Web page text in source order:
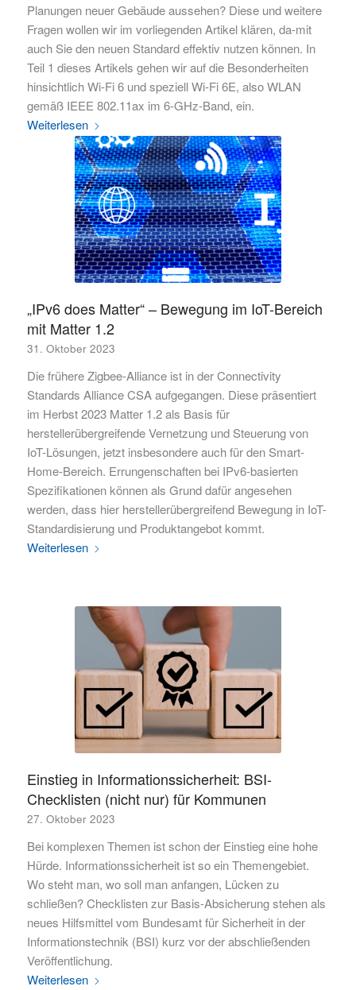
Planungen neuer Gebäude aussehen? Diese und weitere
Fragen wollen wir im vorliegenden Artikel klären, da-mit
auch Sie den neuen Standard effektiv nutzen können. In
Teil 1 dieses Artikels gehen wir auf die Besonderheiten
hinsichtlich Wi-Fi 6 und speziell Wi-Fi 6E, also WLAN
gemäß IEEE 802.11ax im 6-GHz-Band, ein.
Weiterlesen
„IPv6 does Matter“ – Bewegung im IoT-Bereich
mit Matter 1.2
31. Oktober 2023
Die frühere Zigbee-Alliance ist in der Connectivity
Standards Alliance CSA aufgegangen. Diese präsentiert
im Herbst 2023 Matter 1.2 als Basis für
herstellerübergreifende Vernetzung und Steuerung von
IoT-Lösungen, jetzt insbesondere auch für den Smart-
Home-Bereich. Errungenschaften bei IPv6-basierten
Spezifikationen können als Grund dafür angesehen
werden, dass hier herstellerübergreifend Bewegung in IoT-
Standardisierung und Produktangebot kommt.
Weiterlesen
Einstieg in Informationssicherheit: BSI-
Checklisten (nicht nur) für Kommunen
27. Oktober 2023
Bei komplexen Themen ist schon der Einstieg eine hohe
Hürde. Informationssicherheit ist so ein Themengebiet.
Wo steht man, wo soll man anfangen, Lücken zu
schließen? Checklisten zur Basis-Absicherung stehen als
neues Hilfsmittel vom Bundesamt für Sicherheit in der
Informationstechnik (BSI) kurz vor der abschließenden
Veröffentlichung.
Weiterlesen